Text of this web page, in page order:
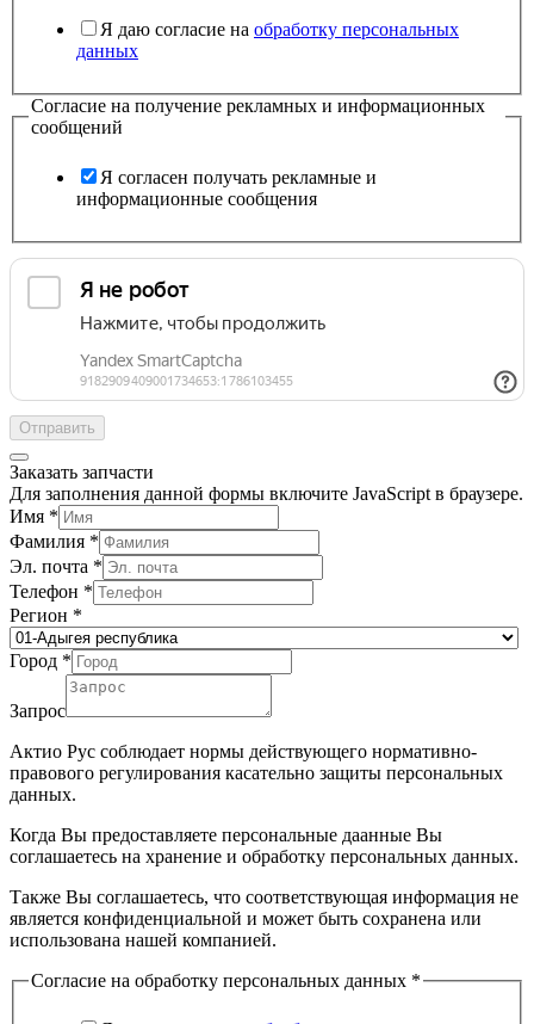
Я даю согласие на обработку персональных
данных
Согласие на получение рекламных и информационных
сообщений
Я согласен получать рекламные и
информационные сообщения
Отправить
Заказать запчасти
Для заполнения данной формы включите JavaScript в браузере.
Имя *
Фамилия *
Эл. почта *
Телефон *
Регион *
Город *
Запрос
Актио Рус соблюдает нормы действующего нормативно-
правового регулирования касательно защиты персональных
данных.
Когда Вы предоставляете персональные даанные Вы
соглашаетесь на хранение и обработку персональных данных.
Также Вы соглашаетесь, что соответствующая информация не
является конфиденциальной и может быть сохранена или
использована нашей компанией.
Согласие на обработку персональных данных *